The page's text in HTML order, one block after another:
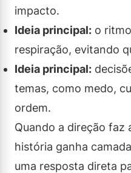
impacto.
Ideia principal: o
respiração, evitando
Ideia principal:
temas, como medo,
ordem.
Quando a direção faz
história ganha
uma resposta direta